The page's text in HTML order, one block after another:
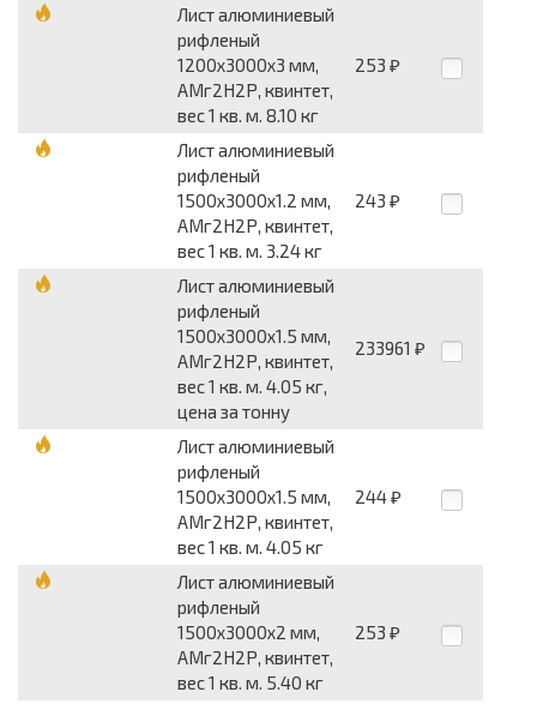
Лист алюминиевый
рифленый
1200x3000x3 мм,
АМг2Н2Р, квинтет,
вес 1 кв. м. 8.10 кг
253 ₽
Лист алюминиевый
рифленый
1500x3000x1.2 мм,
АМг2Н2Р, квинтет,
вес 1 кв. м. 3.24 кг
243 ₽
Лист алюминиевый
рифленый
1500x3000x1.5 мм,
АМг2Н2Р, квинтет,
вес 1 кв. м. 4.05 кг,
цена за тонну
233961 ₽
Лист алюминиевый
рифленый
1500x3000x1.5 мм,
АМг2Н2Р, квинтет,
вес 1 кв. м. 4.05 кг
244 ₽
Лист алюминиевый
рифленый
1500x3000x2 мм,
АМг2Н2Р, квинтет,
вес 1 кв. м. 5.40 кг
253 ₽